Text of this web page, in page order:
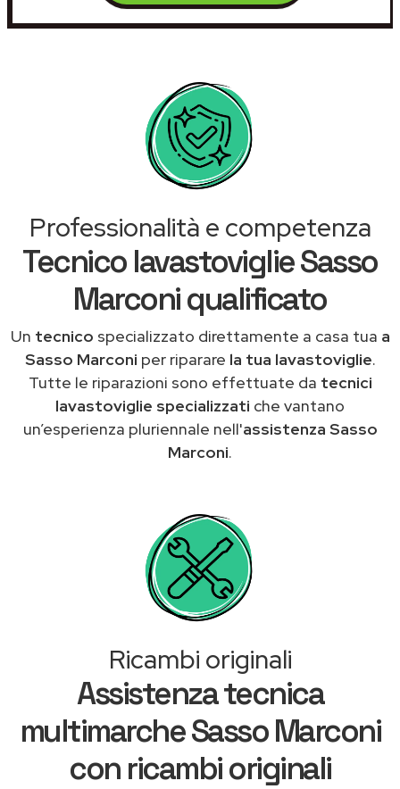
Professionalità e competenza
Tecnico lavastoviglie Sasso
Marconi qualificato
Un tecnico specializzato direttamente a casa tua a
Sasso Marconi per riparare la tua lavastoviglie.
Tutte le riparazioni sono effettuate da tecnici
lavastoviglie specializzati che vantano
un’esperienza pluriennale nell'assistenza Sasso
Marconi.
Ricambi originali
Assistenza tecnica
multimarche Sasso Marconi
con ricambi originali